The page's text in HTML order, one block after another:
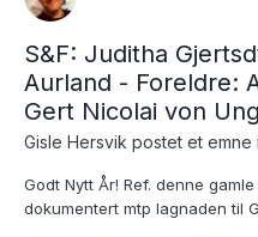
S&F: Juditha
Aurland - Foreldre:
Gert Nicolai von
Gisle Hersvik postet et emne i
Godt Nytt År! Ref. denne
dokumentert mtp lagnaden til